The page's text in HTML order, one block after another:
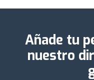
Añade tu
nuestro